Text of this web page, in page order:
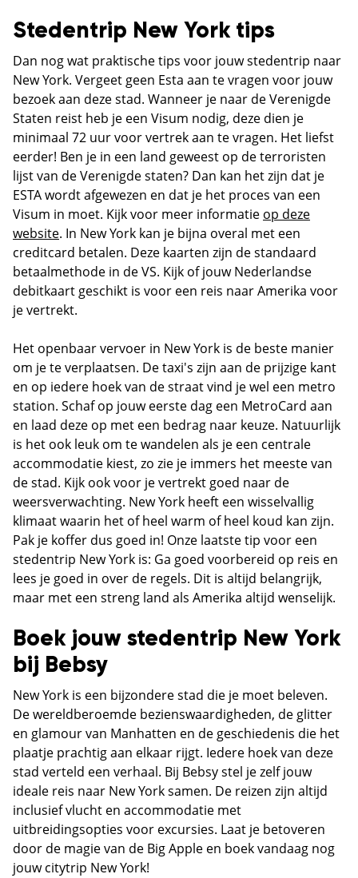
Stedentrip New York tips
Dan nog wat praktische tips voor jouw stedentrip naar
New York. Vergeet geen Esta aan te vragen voor jouw
bezoek aan deze stad. Wanneer je naar de Verenigde
Staten reist heb je een Visum nodig, deze dien je
minimaal 72 uur voor vertrek aan te vragen. Het liefst
eerder! Ben je in een land geweest op de terroristen
lijst van de Verenigde staten? Dan kan het zijn dat je
ESTA wordt afgewezen en dat je het proces van een
Visum in moet. Kijk voor meer informatie op deze
website. In New York kan je bijna overal met een
creditcard betalen. Deze kaarten zijn de standaard
betaalmethode in de VS. Kijk of jouw Nederlandse
debitkaart geschikt is voor een reis naar Amerika voor
je vertrekt.
Het openbaar vervoer in New York is de beste manier
om je te verplaatsen. De taxi's zijn aan de prijzige kant
en op iedere hoek van de straat vind je wel een metro
station. Schaf op jouw eerste dag een MetroCard aan
en laad deze op met een bedrag naar keuze. Natuurlijk
is het ook leuk om te wandelen als je een centrale
accommodatie kiest, zo zie je immers het meeste van
de stad. Kijk ook voor je vertrekt goed naar de
weersverwachting. New York heeft een wisselvallig
klimaat waarin het of heel warm of heel koud kan zijn.
Pak je koffer dus goed in! Onze laatste tip voor een
stedentrip New York is: Ga goed voorbereid op reis en
lees je goed in over de regels. Dit is altijd belangrijk,
maar met een streng land als Amerika altijd wenselijk.
Boek jouw stedentrip New York
bij Bebsy
New York is een bijzondere stad die je moet beleven.
De wereldberoemde bezienswaardigheden, de glitter
en glamour van Manhatten en de geschiedenis die het
plaatje prachtig aan elkaar rijgt. Iedere hoek van deze
stad verteld een verhaal. Bij Bebsy stel je zelf jouw
ideale reis naar New York samen. De reizen zijn altijd
inclusief vlucht en accommodatie met
uitbreidingsopties voor excursies. Laat je betoveren
door de magie van de Big Apple en boek vandaag nog
jouw citytrip New York!